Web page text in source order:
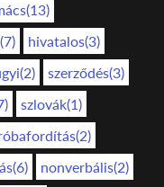
hivatalos(3)
szerződés(3)
szlovák(1)
nonverbális(2)